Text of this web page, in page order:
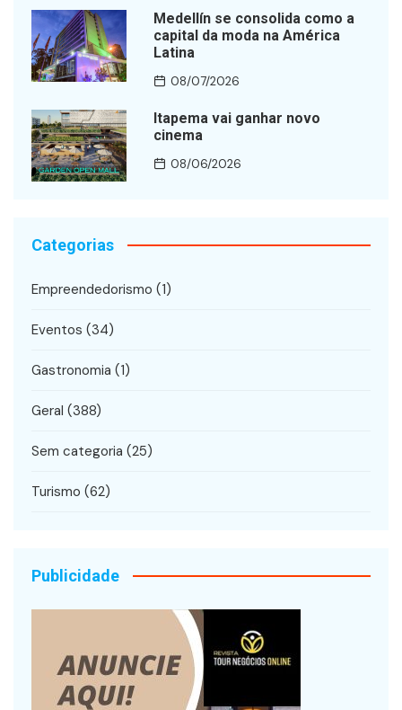
Medellín se consolida como a
capital da moda na América
Latina
08/07/2026
Itapema vai ganhar novo
cinema
08/06/2026
Categorias
Empreendedorismo (1)
Eventos (34)
Gastronomia (1)
Geral (388)
Sem categoria (25)
Turismo (62)
Publicidade